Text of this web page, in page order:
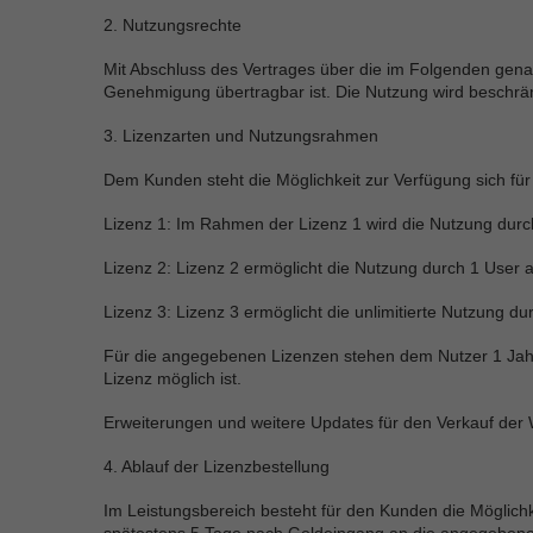
2. Nutzungsrechte
Mit Abschluss des Vertrages über die im Folgenden
Genehmigung übertragbar ist. Die Nutzung wird
3. Lizenzarten und Nutzungsrahmen
Dem Kunden steht die Möglichkeit zur Verfügung sich
Lizenz 1: Im Rahmen der Lizenz 1 wird die Nutzung
Lizenz 2: Lizenz 2 ermöglicht die Nutzung durch 1 User
Lizenz 3: Lizenz 3 ermöglicht die unlimitierte Nutzung
Für die angegebenen Lizenzen stehen dem Nutzer 1
Lizenz möglich ist.
Erweiterungen und weitere Updates für den Verkauf
4. Ablauf der Lizenzbestellung
Im Leistungsbereich besteht für den Kunden die